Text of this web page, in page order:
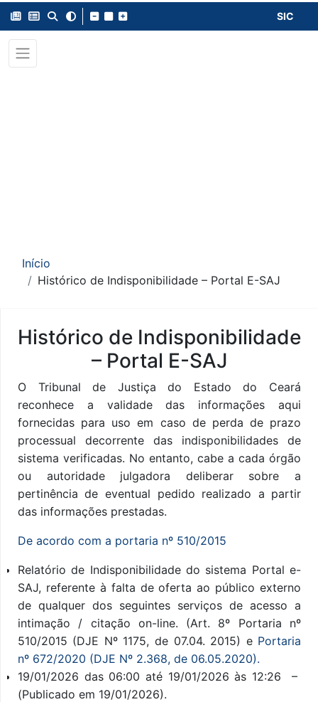
SIC
Início
Histórico de Indisponibilidade – Portal E-SAJ
Conteúdo
Histórico de Indisponibilidade
– Portal E-SAJ
O Tribunal de Justiça do Estado do Ceará
reconhece a validade das informações aqui
fornecidas para uso em caso de perda de prazo
processual decorrente das indisponibilidades de
sistema verificadas. No entanto, cabe a cada órgão
ou autoridade julgadora deliberar sobre a
pertinência de eventual pedido realizado a partir
das informações prestadas.
De acordo com a portaria nº 510/2015
Relatório de Indisponibilidade do sistema Portal e-
SAJ, referente à falta de oferta ao público externo
de qualquer dos seguintes serviços de acesso a
intimação / citação on-line. (Art. 8º Portaria nº
510/2015 (DJE Nº 1175, de 07.04. 2015) ePortaria
nº 672/2020 (DJE Nº 2.368, de 06.05.2020).
19/01/2026 das 06:00 até 19/01/2026 às 12:26 –
(Publicado em 19/01/2026).